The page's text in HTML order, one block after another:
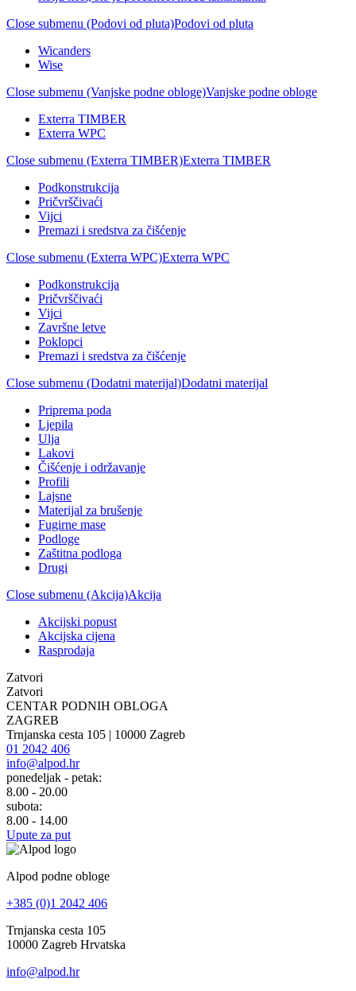
Close submenu (Podovi od pluta)Podovi od pluta
Wicanders
Wise
Close submenu (Vanjske podne obloge)Vanjske podne obloge
Exterra TIMBER
Exterra WPC
Close submenu (Exterra TIMBER)Exterra TIMBER
Podkonstrukcija
Pričvrščivaći
Vijci
Premazi i sredstva za čišćenje
Close submenu (Exterra WPC)Exterra WPC
Podkonstrukcija
Pričvrščivaći
Vijci
Završne letve
Poklopci
Premazi i sredstva za čišćenje
Close submenu (Dodatni materijal)Dodatni materijal
Priprema poda
Ljepila
Ulja
Lakovi
Čišćenje i održavanje
Profili
Lajsne
Materijal za brušenje
Fugirne mase
Podloge
Zaštitna podloga
Drugi
Close submenu (Akcija)Akcija
Akcijski popust
Akcijska cijena
Rasprodaja
Zatvori
Zatvori
CENTAR PODNIH OBLOGA
ZAGREB
Trnjanska cesta 105 | 10000 Zagreb
01 2042 406
info@alpod.hr
ponedeljak - petak:
8.00 - 20.00
subota:
8.00 - 14.00
Upute za put
Alpod podne obloge
+385 (0)1 2042 406
Trnjanska cesta 105
10000 Zagreb Hrvatska
info@alpod.hr